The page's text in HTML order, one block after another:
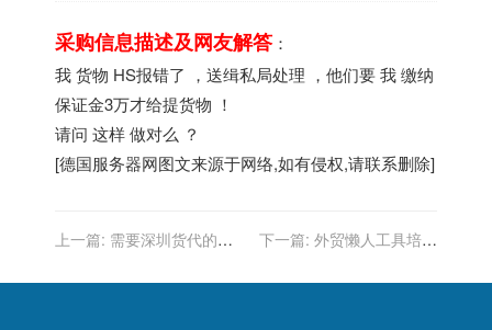
采购信息描述及网友解答：
我 货物 HS报错了 ，送缉私局处理 ，他们要 我 缴纳
保证金3万才给提货物 ！
请问 这样 做对么 ？
[德国服务器网图文来源于网络,如有侵权,请联系删除]
上一篇: 需要深圳货代的联
下一篇: 外贸懒人工具培训